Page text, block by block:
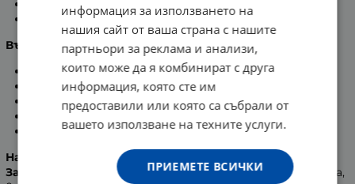
пародонтоза и възпаления на вените.
Вътрешно:
при диарии;
катар на червата;
дизентерия;
стомашна и дуоденална язва;
хроничен бронхиален катар.
Начин на употреба:
За компреси и промивки- 10 г се заливат с 1 чаша вода,
информация за използването на
нашия сайт от ваша страна с нашите
партньори за реклама и анализи,
които може да я комбинират с друга
информация, която сте им
предоставили или която са събрали от
вашето използване на техните услуги.
ПРИЕМЕТЕ ВСИЧКИ